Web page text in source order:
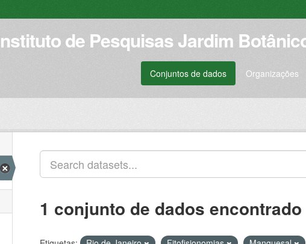
de Pesquisas Jardim
Conjuntos de dados Organizações
1 conjunto de dados encontrado